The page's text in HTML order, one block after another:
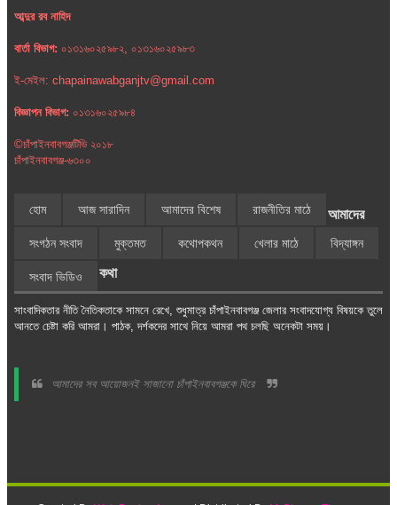
আব্দুর রব নাহিদ
বার্তা বিভাগ: ০১৩১৬০২৫৯৮২, ০১৩১৬০২৫৯৮৩
ই-মেইল: chapainawabganjtv@gmail.com
বিজ্ঞাপন বিভাগ: ০১৩১৬০২৫৯৮৪
©চাঁপাইনবাবগঞ্জটিভি ২০১৮
চাঁপাইনবাবগঞ্জ-৬৩০০
হোম আজ সারাদিন আমাদের বিশেষ রাজনীতির মাঠে
সংগঠন সংবাদ মুক্তমত কথোপকথন খেলার মাঠে বিদ্যাঙ্গন
সংবাদ ভিডিও
আমাদের
কথা
সাংবাদিকতার নীতি নৈতিকতাকে সামনে রেখে, শুধুমাত্র চাঁপাইনবাবগঞ্জ জেলার সংবাদযোগ্য বিষয়কে তুলে
আনতে চেষ্টা করি আমরা। পাঠক, দর্শকদের সাথে নিয়ে আমরা পথ চলছি অনেকটা সময়।
আমাদের সব আয়োজনই সাজানো চাঁপাইনবাবগঞ্জকে ঘিরে